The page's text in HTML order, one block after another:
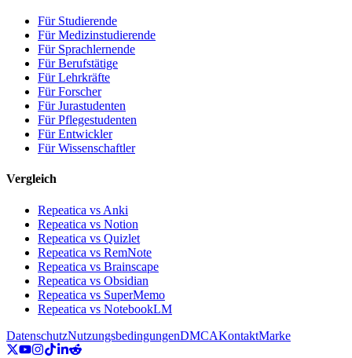
Für Studierende
Für Medizinstudierende
Für Sprachlernende
Für Berufstätige
Für Lehrkräfte
Für Forscher
Für Jurastudenten
Für Pflegestudenten
Für Entwickler
Für Wissenschaftler
Vergleich
Repeatica vs Anki
Repeatica vs Notion
Repeatica vs Quizlet
Repeatica vs RemNote
Repeatica vs Brainscape
Repeatica vs Obsidian
Repeatica vs SuperMemo
Repeatica vs NotebookLM
DatenschutzNutzungsbedingungenDMCAKontaktMarke